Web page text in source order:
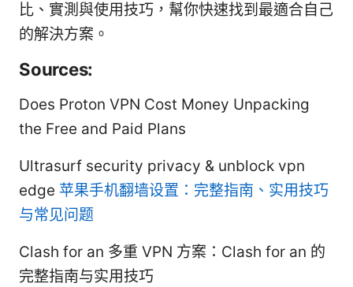
比、實測與使用技巧，幫你快速找到最適合自己
的解決方案。
Sources:
Does Proton VPN Cost Money Unpacking
the Free and Paid Plans
Ultrasurf security privacy & unblock vpn
edge 苹果手机翻墙设置：完整指南、实用技巧
与常见问题
Clash for an 多重 VPN 方案：Clash for an 的
完整指南与实用技巧